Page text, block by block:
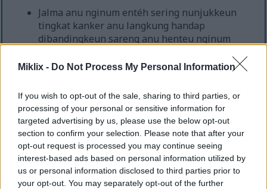
Miklix - Do Not Process My Personal Information
If you wish to opt-out of the sale, sharing to third parties, or
processing of your personal or sensitive information for
targeted advertising by us, please use the below opt-out
section to confirm your selection. Please note that after your
opt-out request is processed you may continue seeing
interest-based ads based on personal information utilized by
us or personal information disclosed to third parties prior to
your opt-out. You may separately opt-out of the further
Jalma anu nginum entéh sering nunjukkeun
tingkat kanker anu langkung handap
dibandingkeun sareng anu henteu nginum
Konsumsi entéh héjo anu ngandung kadar
dikaitkeun sareng panurunan rupa-rupa jinis
kanker.
Kabiasaan diét sareng faktor gaya hirup anu
nginum téh masihan wawasan ngeunaan
kaséhatanana sacara umum, anu langkung
ngadukung hubungan antara konsumsi téh
sareng pencegahan kanker.